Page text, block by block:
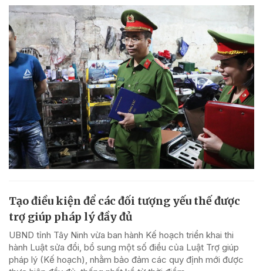
Tạo điều kiện để các đối tượng yếu thế được
trợ giúp pháp lý đầy đủ
UBND tỉnh Tây Ninh vừa ban hành Kế hoạch triển khai thi
hành Luật sửa đổi, bổ sung một số điều của Luật Trợ giúp
pháp lý (Kế hoạch), nhằm bảo đảm các quy định mới được